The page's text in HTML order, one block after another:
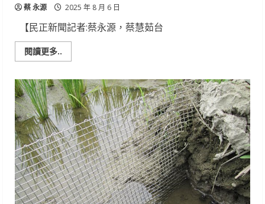
蔡 永源 2025 年 8 月 6 日
【民正新聞記者:蔡永源，蔡慧茹台
閱讀更多..
more
南
暑
假
最
精
采
的
化
石
展
覽！
「化
石
博
覽